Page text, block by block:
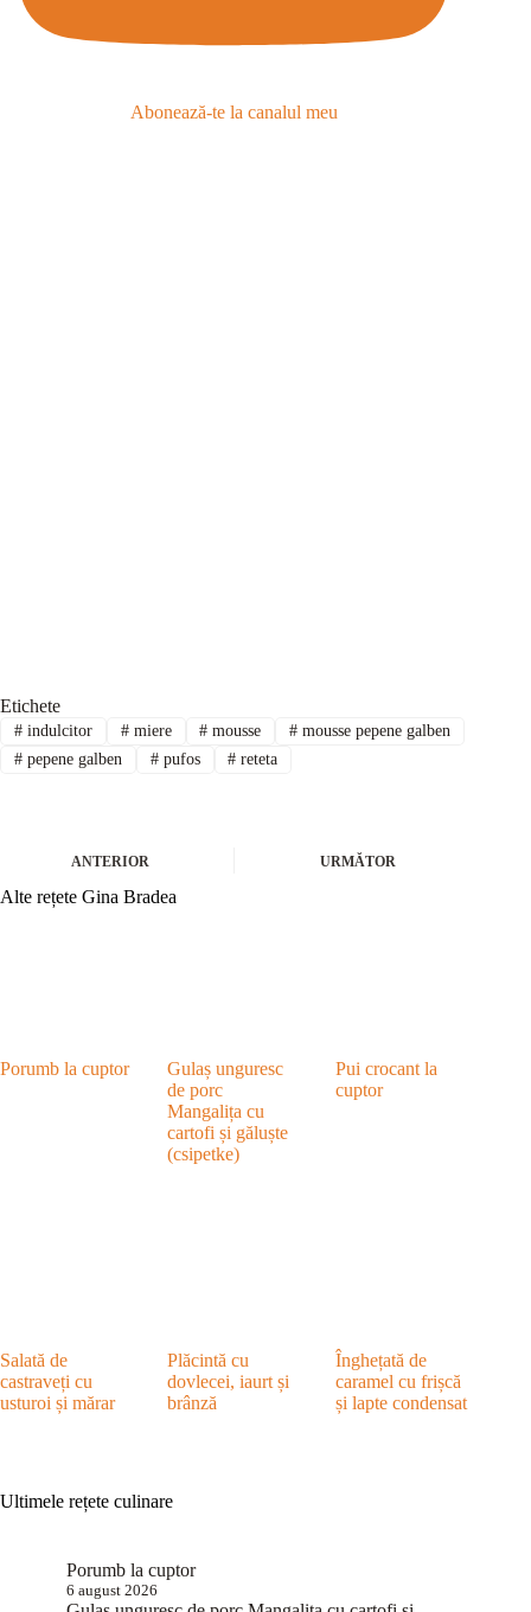
Abonează-te la canalul meu
Etichete
#indulcitor #miere # mousse # mousse pepene galben
#pepene galben #pufos # reteta
ANTERIOR URMĂTOR
Alte rețete Gina Bradea
Porumb la cuptor
Gulaș unguresc
de porc
Mangalița cu
cartofi și găluște
(csipetke)
Pui crocant la
cuptor
Salată de
castraveți cu
usturoi și mărar
Plăcintă cu
dovlecei, iaurt și
brânză
Înghețată de
caramel cu frișcă
și lapte condensat
Ultimele rețete culinare
Porumb la cuptor
6 august 2026